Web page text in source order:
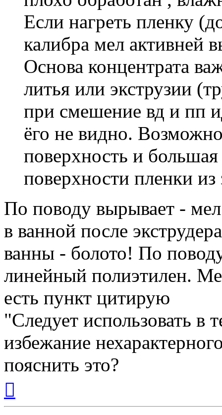
Если нагреть пленку
калибра мел активней
Основа концентрата
литья или экструзии
при смешение вд и пп
ёго не видно.
поверхность и
поверхности пленки
По поводу вырывает -
в ванной после
ванны - болото! По
линейный полиэтилен.
есть пункт цитирую
"Следует использовать в
избежание
пояснить это?
началу